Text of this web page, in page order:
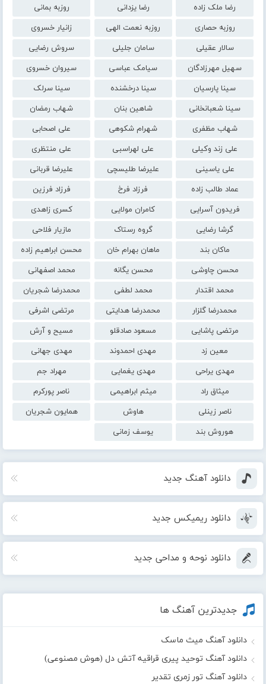
رضا ملک زاده
رضا یزدانی
روزبه بمانی
روزبه حصاری
روزبه نعمت الهی
زانیار خسروی
سالار عقیلی
سامان جلیلی
سروش رضایی
سهیل مهرزادگان
سیامک عباسی
سیروان خسروی
سینا پارسیان
سینا درخشنده
سینا سرلک
سینا شعبانخانی
شاهین بنان
شهاب رمضان
شهاب مظفری
شهرام شکوهی
علی اصحابی
علی زند وکیلی
علی لهراسبی
علی منتظری
علی یاسینی
علیرضا طلیسچی
علیرضا قربانی
عماد طالب زاده
فرزاد فرخ
فرزاد فرزین
فریدون آسرایی
کامران مولایی
کسری زاهدی
گرشا رضایی
گروه رستاک
مازیار فلاحی
ماکان بند
ماهان بهرام خان
محسن ابراهیم زاده
محسن چاوشی
محسن یگانه
محمد اصفهانی
محمد اقتدار
محمد لطفی
محمدرضا شجریان
محمدرضا گلزار
محمدرضا هدایتی
مرتضی اشرفی
مرتضی پاشایی
مسعود صادقلو
مسیح و آرش
معین زد
مهدی احمدوند
مهدی جهانی
مهدی یراحی
مهدی یغمایی
مهراد جم
میثاق راد
میثم ابراهیمی
ناصر پورکرم
ناصر زینلی
هاوش
همایون شجریان
هوروش بند
یوسف زمانی
دانلود آهنگ جدید
دانلود ریمیکس جدید
دانلود نوحه و مداحی جدید
جدیدترین آهنگ ها
دانلود آهنگ میث ماسک
دانلود آهنگ توحید پیری قراقیه آتش دل (هوش مصنوعی)
دانلود آهنگ تور زمری تقدیر